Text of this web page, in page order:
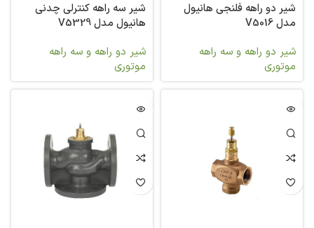
شیر دو راهه فلنجی هانیول
مدل V5016
شیر دو راهه و سه راهه
موتوری
شیر سه راهه کنترلی چدنی
هانیول مدل V5329
شیر دو راهه و سه راهه
موتوری